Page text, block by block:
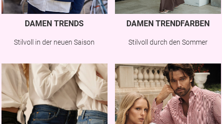
DAMEN TRENDS
Stilvoll in der neuen Saison
DAMEN TRENDFARBEN
Stilvoll durch den Sommer